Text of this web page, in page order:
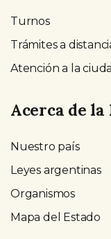
Turnos
Trámites a
Atención a la
Acerca de
Nuestro país
Leyes argentinas
Organismos
Mapa del Estado